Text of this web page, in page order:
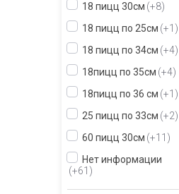
18 пицц 30см +8
18 пицц по 25см +1
18 пицц по 34см +4
18пицц по 35см +4
18пицц по 36 см +1
25 пицц по 33см +2
60 пицц 30см +11
Нет информации
+61